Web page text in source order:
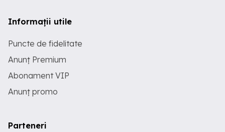
Informații utile
Puncte de fidelitate
Anunț Premium
Abonament VIP
Anunț promo
Parteneri